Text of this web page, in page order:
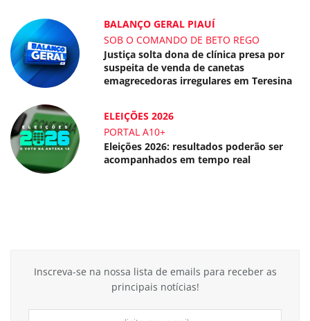
BALANÇO GERAL PIAUÍ
SOB O COMANDO DE BETO REGO
Justiça solta dona de clínica presa por
suspeita de venda de canetas
emagrecedoras irregulares em Teresina
ELEIÇÕES 2026
PORTAL A10+
Eleições 2026: resultados poderão ser
acompanhados em tempo real
Inscreva-se na nossa lista de emails para receber as
principais notícias!